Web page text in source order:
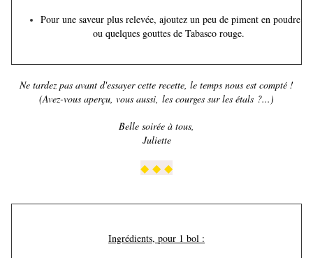
Pour une saveur plus relevée, ajoutez un peu de piment en poudre
ou quelques gouttes de Tabasco rouge.
Ne tardez pas avant d'essayer cette recette, le temps nous est compté !
(Avez-vous aperçu, vous aussi, les courges sur les étals ?...)
Belle soirée à tous,
Juliette
◆ ◆ ◆
Ingrédients, pour 1 bol :